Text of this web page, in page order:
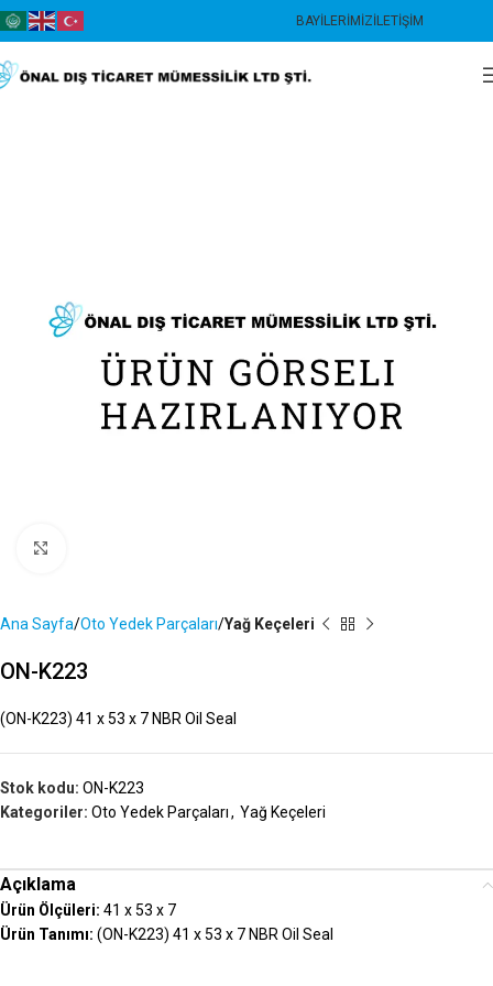
BAYILERIMIZİLETIŞIM
Ana Sayfa Oto Yedek Parçaları Yağ Keçeleri
ON-K223
(ON-K223) 41 x 53 x 7 NBR Oil Seal
Stok kodu: ON-K223
Kategoriler: Oto Yedek Parçaları, Yağ Keçeleri
Açıklama
Ürün Ölçüleri: 41 x 53 x 7
Ürün Tanımı: (ON-K223) 41 x 53 x 7 NBR Oil Seal